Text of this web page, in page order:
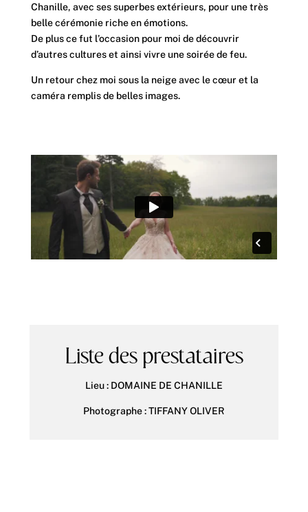
Chanille, avec ses superbes extérieurs, pour une très
belle cérémonie riche en émotions.
De plus ce fut l’occasion pour moi de découvrir
d’autres cultures et ainsi vivre une soirée de feu.
Un retour chez moi sous la neige avec le cœur et la
caméra remplis de belles images.
Liste des prestataires
Lieu : DOMAINE DE CHANILLE
Photographe :TIFFANY OLIVER